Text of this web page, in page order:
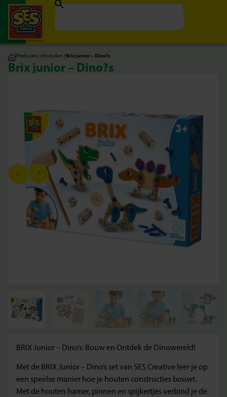
|Producten | Knutselen | Brix junior – Dino?s
Brix junior – Dino?s
BRIX Junior – Dino’s: Bouw en Ontdek de Dinowereld!
Met de BRIX Junior – Dino’s set van SES Creative leer je op
een speelse manier hoe je houten constructies bouwt.
Met de houten hamer, pinnen en spijkertjes verbind je de